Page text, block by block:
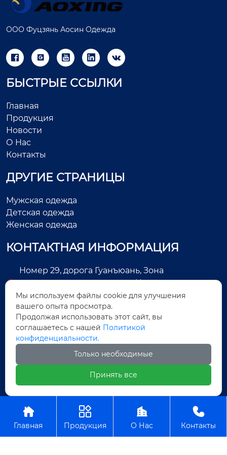
ООО Фуцзянь Аосин Одежда
    
БЫСТРЫЕ ССЫЛКИ
Главная
Продукция
Новости
О Нас
Контакты
ДРУГИЕ СТРАНИЦЫ
Мужская одежда
Детская одежда
Женская одежда
КОНТАКТНАЯ ИНФОРМАЦИЯ
Номер 29, дорога Гуанъюань, Зона
экономического развития, Цзиньцзян, город
Цюаньчжоу, провинция Фуцзянь, Китай
+86-13505025552
Legas@aoxing.com.cn
+8613505025552

Главная

Продукция

О Нас

Контакты
Мы используем файлы cookie для улучшения
вашего опыта просмотра.
Продолжая использовать этот сайт, вы
соглашаетесь с нашей Политикой
конфиденциальности.
Только необходимые
Принять все